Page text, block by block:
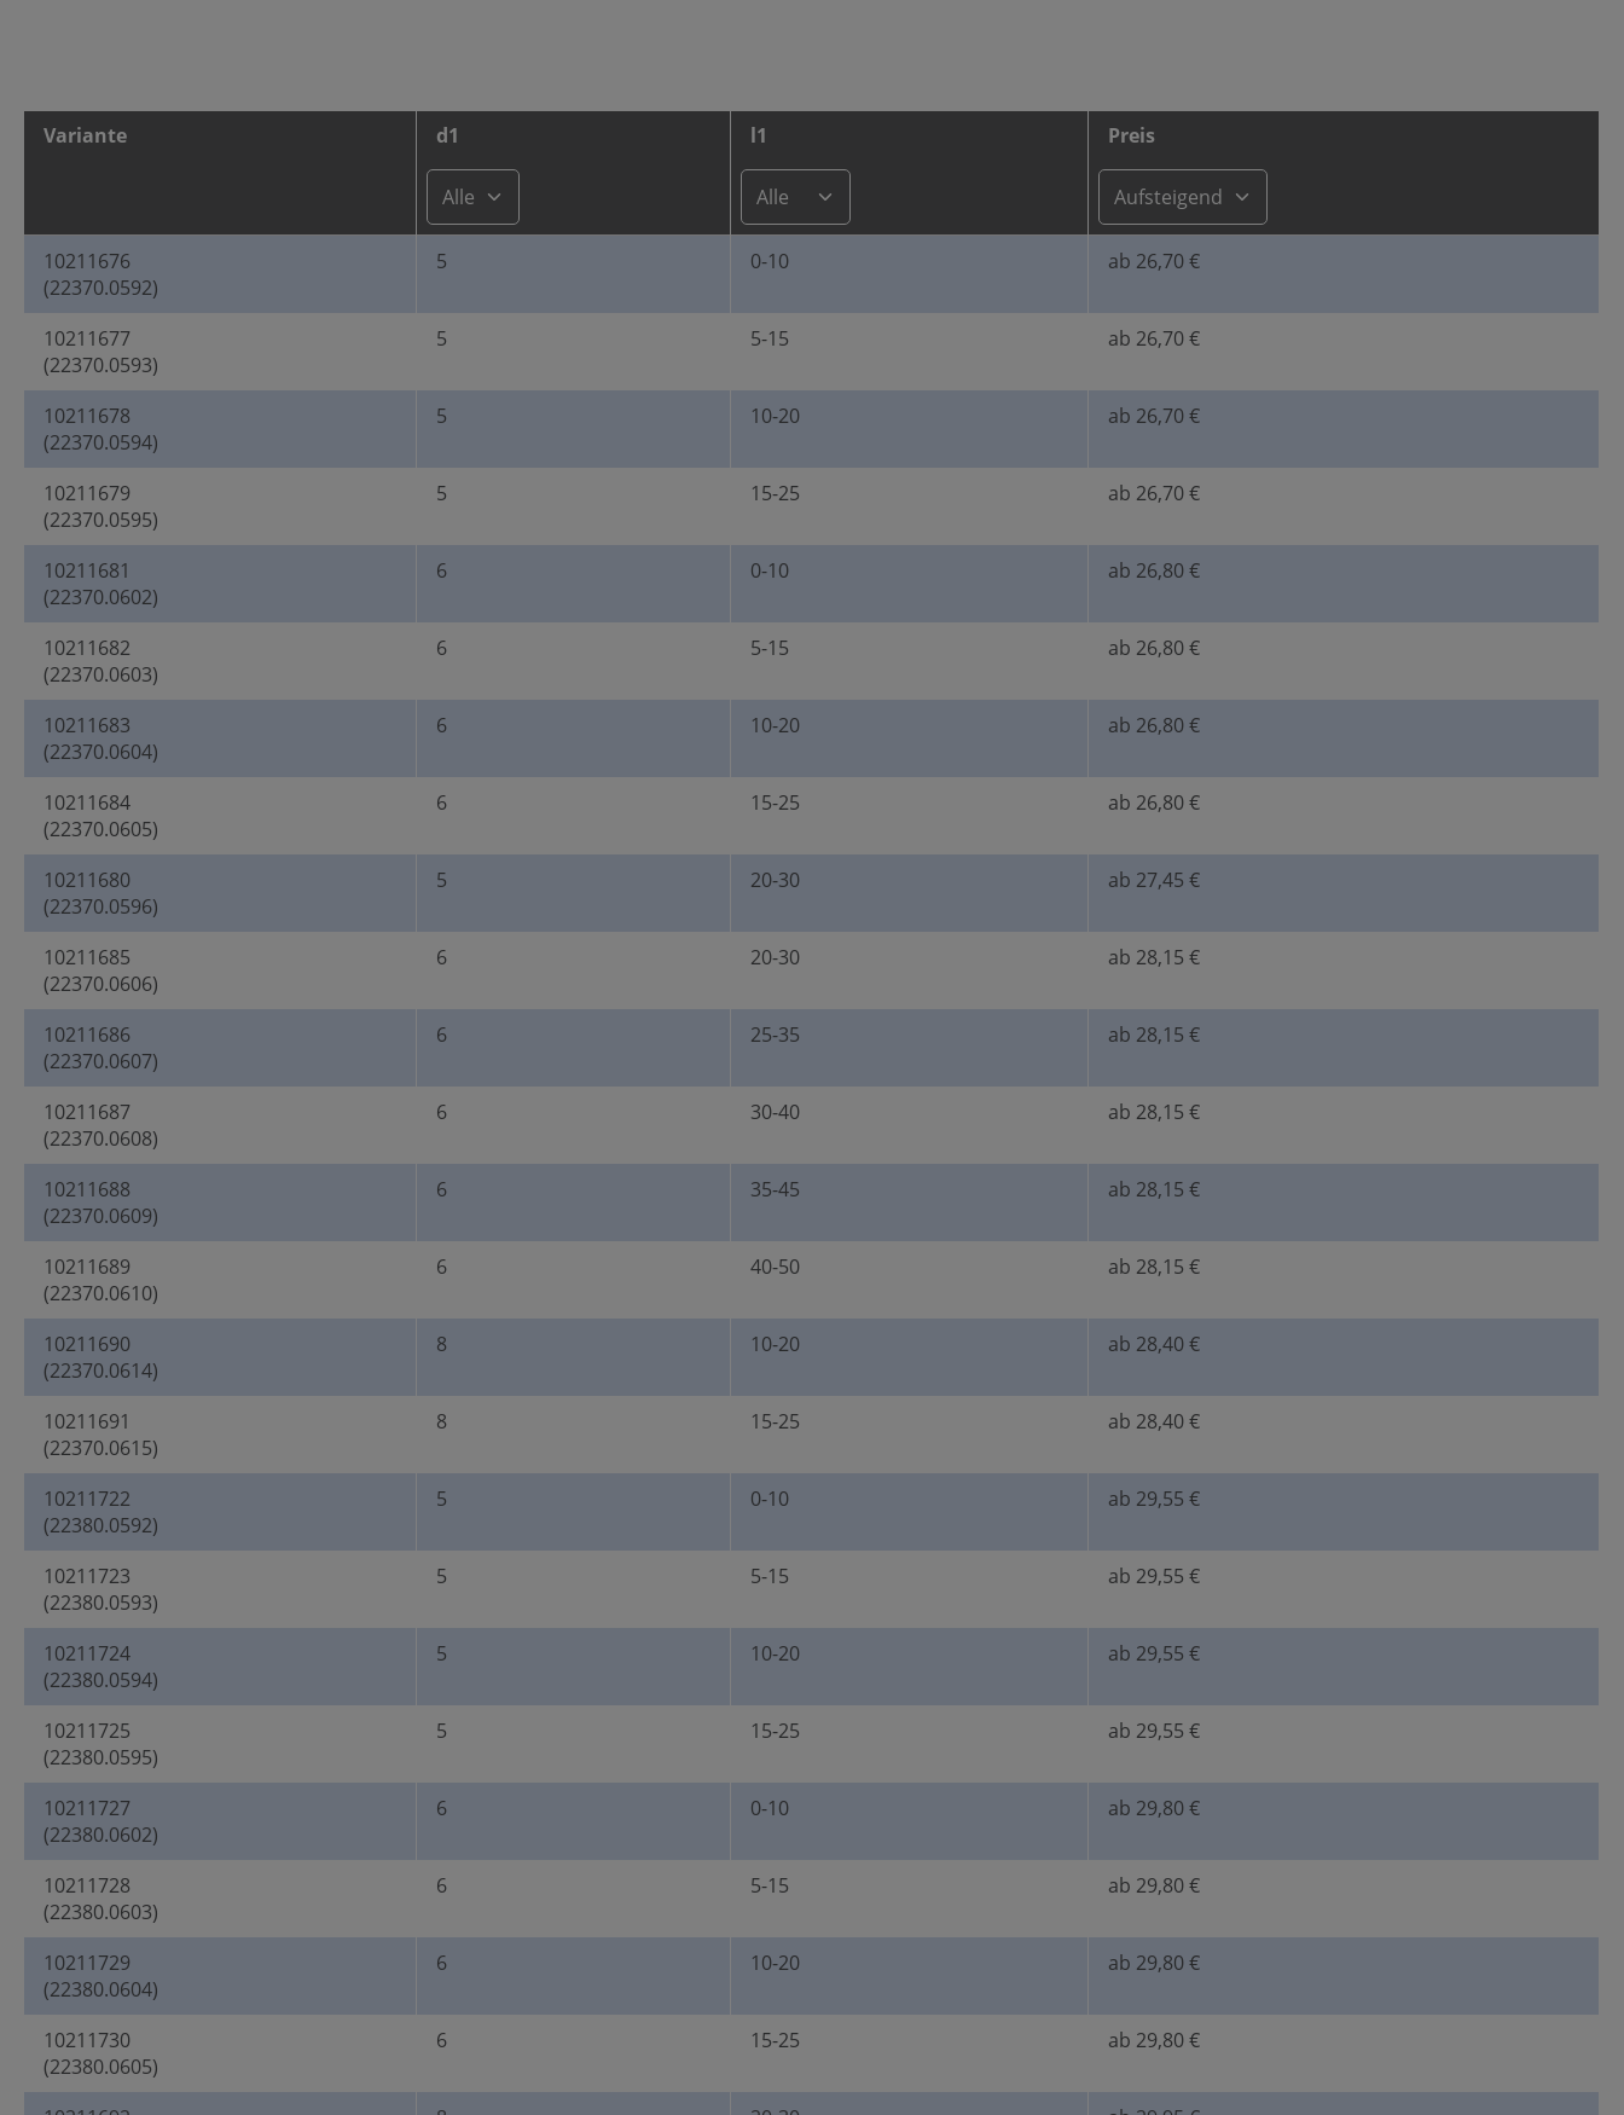
Variante d1 l1 Preis
10211676
(22370.0592)
5 0-10 ab 26,70 €
10211677
(22370.0593)
5 5-15 ab 26,70 €
10211678
(22370.0594)
5 10-20 ab 26,70 €
10211679
(22370.0595)
5 15-25 ab 26,70 €
10211681
(22370.0602)
6 0-10 ab 26,80 €
10211682
(22370.0603)
6 5-15 ab 26,80 €
10211683
(22370.0604)
6 10-20 ab 26,80 €
10211684
(22370.0605)
6 15-25 ab 26,80 €
10211680
(22370.0596)
5 20-30 ab 27,45 €
10211685
(22370.0606)
6 20-30 ab 28,15 €
10211686
(22370.0607)
6 25-35 ab 28,15 €
10211687
(22370.0608)
6 30-40 ab 28,15 €
10211688
(22370.0609)
6 35-45 ab 28,15 €
10211689
(22370.0610)
6 40-50 ab 28,15 €
10211690
(22370.0614)
8 10-20 ab 28,40 €
10211691
(22370.0615)
8 15-25 ab 28,40 €
10211722
(22380.0592)
5 0-10 ab 29,55 €
10211723
(22380.0593)
5 5-15 ab 29,55 €
10211724
(22380.0594)
5 10-20 ab 29,55 €
10211725
(22380.0595)
5 15-25 ab 29,55 €
10211727
(22380.0602)
6 0-10 ab 29,80 €
10211728
(22380.0603)
6 5-15 ab 29,80 €
10211729
(22380.0604)
6 10-20 ab 29,80 €
10211730
(22380.0605)
6 15-25 ab 29,80 €